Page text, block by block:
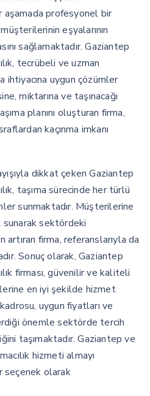
profesyonel bir
eşyalarının
sağlamaktadır. Gaziantep
tecrübeli ve uzman
ihtiyacına uygun çözümler
miktarına ve taşınacağı
planını oluşturan firma,
kaçınma imkanı
dikkat çeken Gaziantep
taşıma sürecinde her türlü
sunmaktadır. Müşterilerine
sektördeki
firma, referanslarıyla da
Sonuç olarak, Gaziantep
firması, güvenilir ve kaliteli
en iyi şekilde hizmet
uygun fiyatları ve
önemle sektörde tercih
taşımaktadır. Gaziantep ve
hizmeti almayı
seçenek olarak